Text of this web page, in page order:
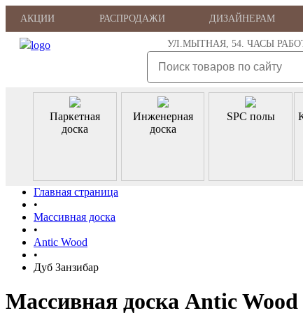
АКЦИИ РАСПРОДАЖИ ДИЗАЙНЕРАМ
УЛ.МЫТНАЯ, 54. ЧАСЫ
Паркетная
доска
Инженерная
доска
SPC полы
Главная страница
•
Массивная доска
•
Antic Wood
•
Дуб Занзибар
Массивная доска Antic